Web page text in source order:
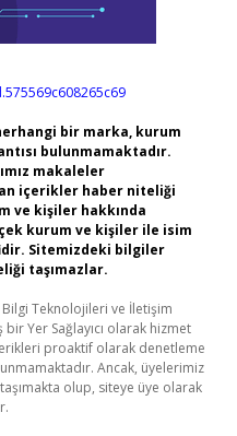
bir marka, kurum
bulunmamaktadır.
makaleler
içerikler haber niteliği
ve kişiler hakkında
kurum ve kişiler ile isim
Sitemizdeki bilgiler
taşımazlar.
Bilgi Teknolojileri ve İletişim
Yer Sağlayıcı olarak hizmet
proaktif olarak denetleme
Ancak, üyelerimiz
olup, siteye üye olarak